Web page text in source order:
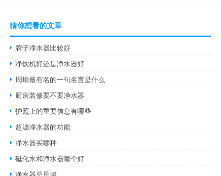
猜你想看的文章
牌子净水器比较好
净饮机好还是净水器好
周瑜最有名的一句名言是什么
厨房装修要不要净水器
护照上的重要信息有哪些
超滤净水器的功能
净水器买哪种
磁化水和净水器哪个好
净水器总是堵